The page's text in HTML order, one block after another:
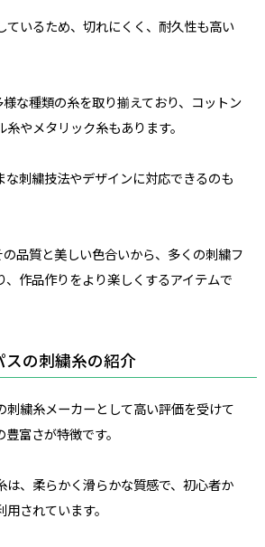
ているため、切れにくく、耐久性も高い
な種類の糸を取り揃えており、コットン
やメタリック糸もあります。
な刺繍技法やデザインに対応できるのも
品質と美しい色合いから、多くの刺繍フ
、作品作りをより楽しくするアイテムで
スの刺繍糸の紹介
刺繍糸メーカーとして高い評価を受けて
富さが特徴です。
は、柔らかく滑らかな質感で、初心者か
されています。